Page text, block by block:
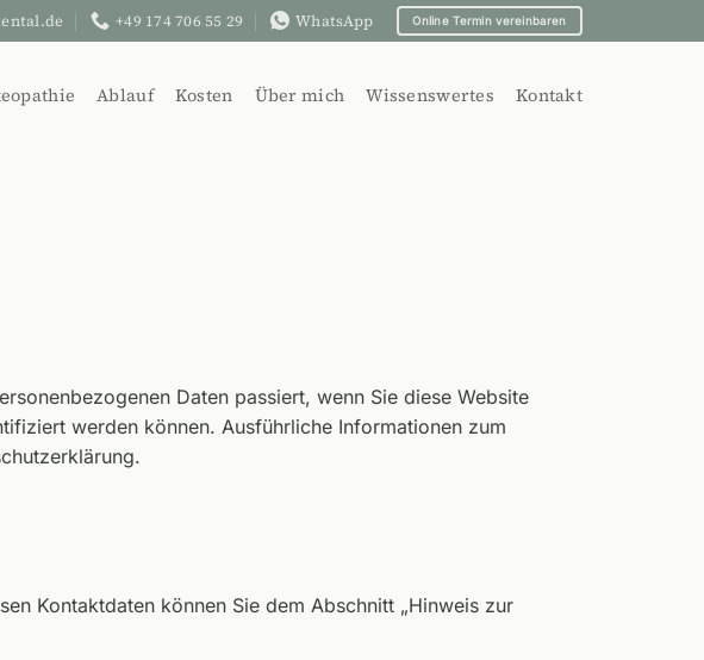
+49 174 706 55 29 WhatsApp Online Termin vereinbaren
Ablauf Kosten Über mich Wissenswertes Kontakt
Daten passiert, wenn Sie diese Website
werden können. Ausführliche Informationen zum
Kontaktdaten können Sie dem Abschnitt „Hinweis zur